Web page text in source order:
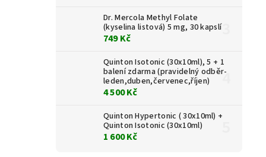
Dr. Mercola Methyl Folate
(kyselina listová) 5 mg, 30 kapslí
749 Kč
Quinton Isotonic (30x10ml), 5 + 1
balení zdarma (pravidelný odběr-
leden,duben,červenec,říjen)
4 500 Kč
Quinton Hypertonic ( 30x10ml) +
Quinton Isotonic (30x10ml)
1 600 Kč